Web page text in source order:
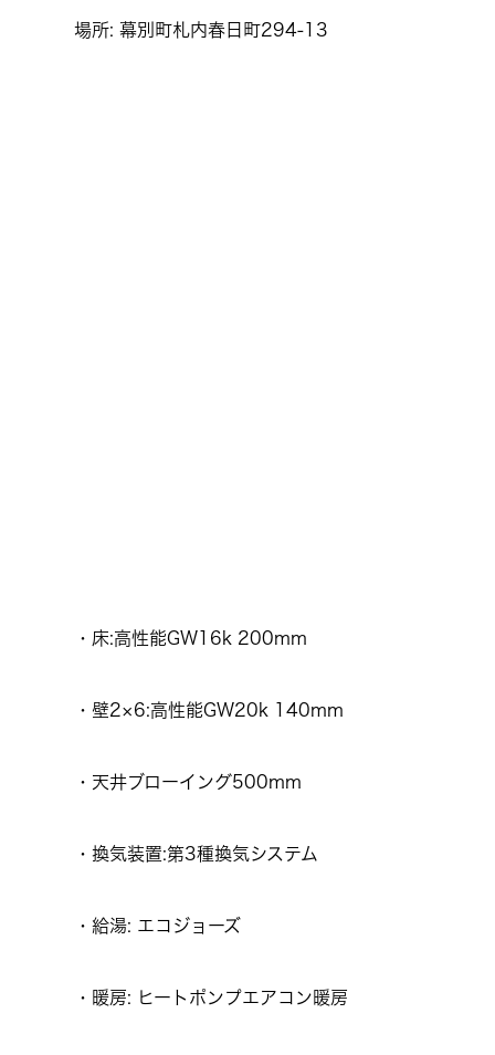
場所: 幕別町札内春日町294-13
・床:高性能GW16k 200mm
・壁2×6:高性能GW20k 140mm
・天井ブローイング500mm
・換気装置:第3種換気システム
・給湯: エコジョーズ
・暖房: ヒートポンプエアコン暖房